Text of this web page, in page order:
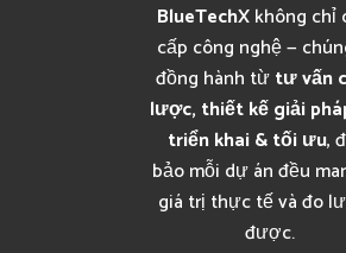
BlueTechXkhông chỉ
cấp công nghệ —
đồng hành từtư vấn
lược, thiết kế giải
triển khai & tối ưu,
bảo mỗi dự án đều
giá trị thực tế và đo
được.